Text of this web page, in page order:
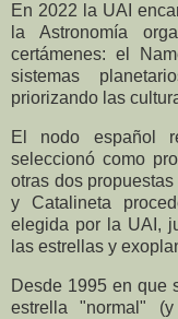
En 2022 la UAI
la Astronomía
certámenes: el
sistemas
priorizando las
El nodo español
seleccionó como
otras dos
y Catalineta
elegida por la UAI,
las estrellas y
Desde 1995 en que
estrella "normal"